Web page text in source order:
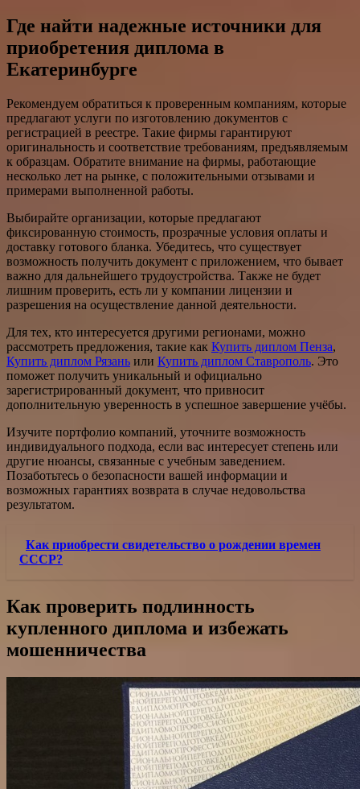
Где найти надежные источники для
приобретения диплома в
Екатеринбурге
Рекомендуем обратиться к проверенным компаниям, которые
предлагают услуги по изготовлению документов с
регистрацией в реестре. Такие фирмы гарантируют
оригинальность и соответствие требованиям, предъявляемым
к образцам. Обратите внимание на фирмы, работающие
несколько лет на рынке, с положительными отзывами и
примерами выполненной работы.
Выбирайте организации, которые предлагают
фиксированную стоимость, прозрачные условия оплаты и
доставку готового бланка. Убедитесь, что существует
возможность получить документ с приложением, что бывает
важно для дальнейшего трудоустройства. Также не будет
лишним проверить, есть ли у компании лицензии и
разрешения на осуществление данной деятельности.
Для тех, кто интересуется другими регионами, можно
рассмотреть предложения, такие как Купить диплом Пенза,
Купить диплом Рязань или Купить диплом Ставрополь. Это
поможет получить уникальный и официально
зарегистрированный документ, что привносит
дополнительную уверенность в успешное завершение учёбы.
Изучите портфолио компаний, уточните возможность
индивидуального подхода, если вас интересует степень или
другие нюансы, связанные с учебным заведением.
Позаботьтесь о безопасности вашей информации и
возможных гарантиях возврата в случае недовольства
результатом.
Как приобрести свидетельство о рождении времен
СССР?
Как проверить подлинность
купленного диплома и избежать
мошенничества